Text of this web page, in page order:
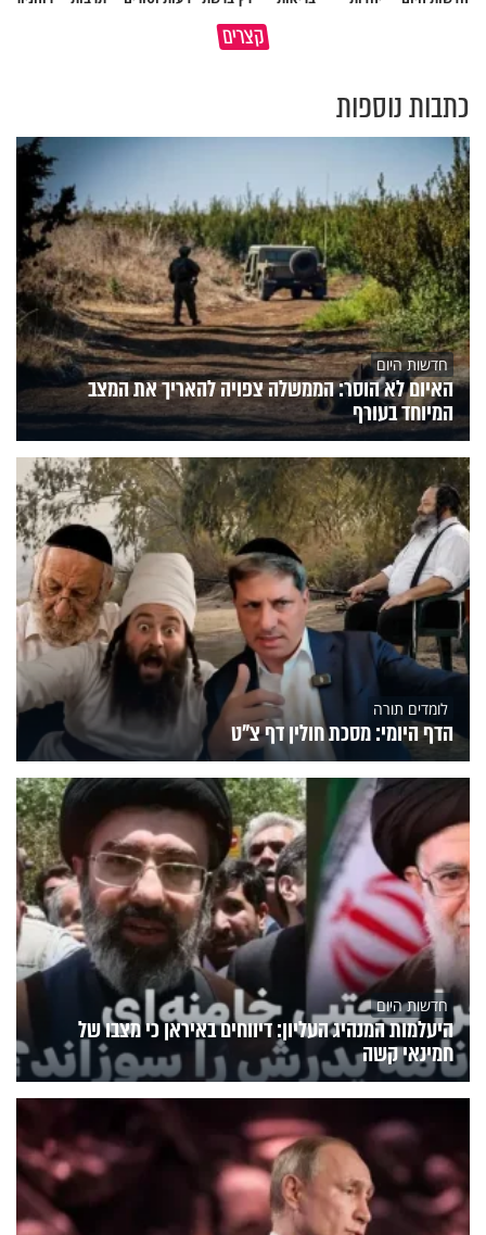
קצריםמדוע האמונה נמשלה למלח?
גם ׳הרע׳ זה הרחמים של בורא
כתבות נוספות
חדשות היום
האיום לא הוסר: הממשלה צפויה להאריך את המצב
המיוחד בעורף
לומדים תורה
הדף היומי: מסכת חולין דף צ"ט
חדשות היום
היעלמות המנהיג העליון: דיווחים באיראן כי מצבו של
חמינאי קשה